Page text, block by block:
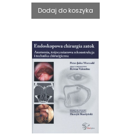
Dodaj do koszyka